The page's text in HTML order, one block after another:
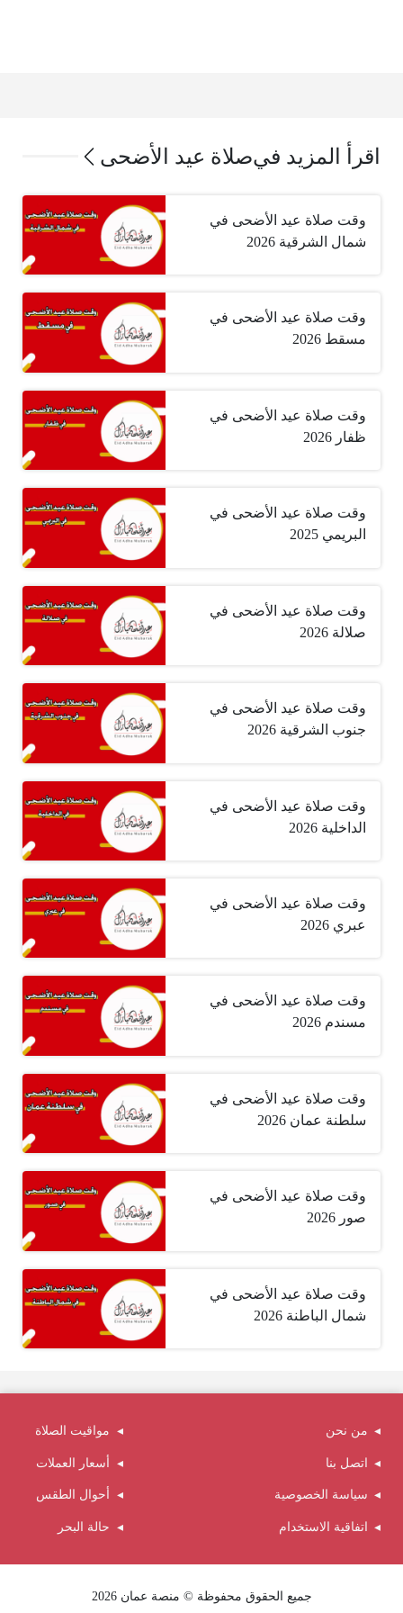
اقرأ المزيد فيصلاة عيد الأضحى
وقت صلاة عيد الأضحى في
شمال الشرقية 2026
وقت صلاة عيد الأضحى في
مسقط 2026
وقت صلاة عيد الأضحى في
ظفار 2026
وقت صلاة عيد الأضحى في
البريمي 2025
وقت صلاة عيد الأضحى في
صلالة 2026
وقت صلاة عيد الأضحى في
جنوب الشرقية 2026
وقت صلاة عيد الأضحى في
الداخلية 2026
وقت صلاة عيد الأضحى في
عبري 2026
وقت صلاة عيد الأضحى في
مسندم 2026
وقت صلاة عيد الأضحى في
سلطنة عمان 2026
وقت صلاة عيد الأضحى في
صور 2026
وقت صلاة عيد الأضحى في
شمال الباطنة 2026
من نحن
اتصل بنا
سياسة الخصوصية
اتفاقية الاستخدام
مواقيت الصلاة
أسعار العملات
أحوال الطقس
حالة البحر
جميع الحقوق محفوظة © منصة عمان 2026